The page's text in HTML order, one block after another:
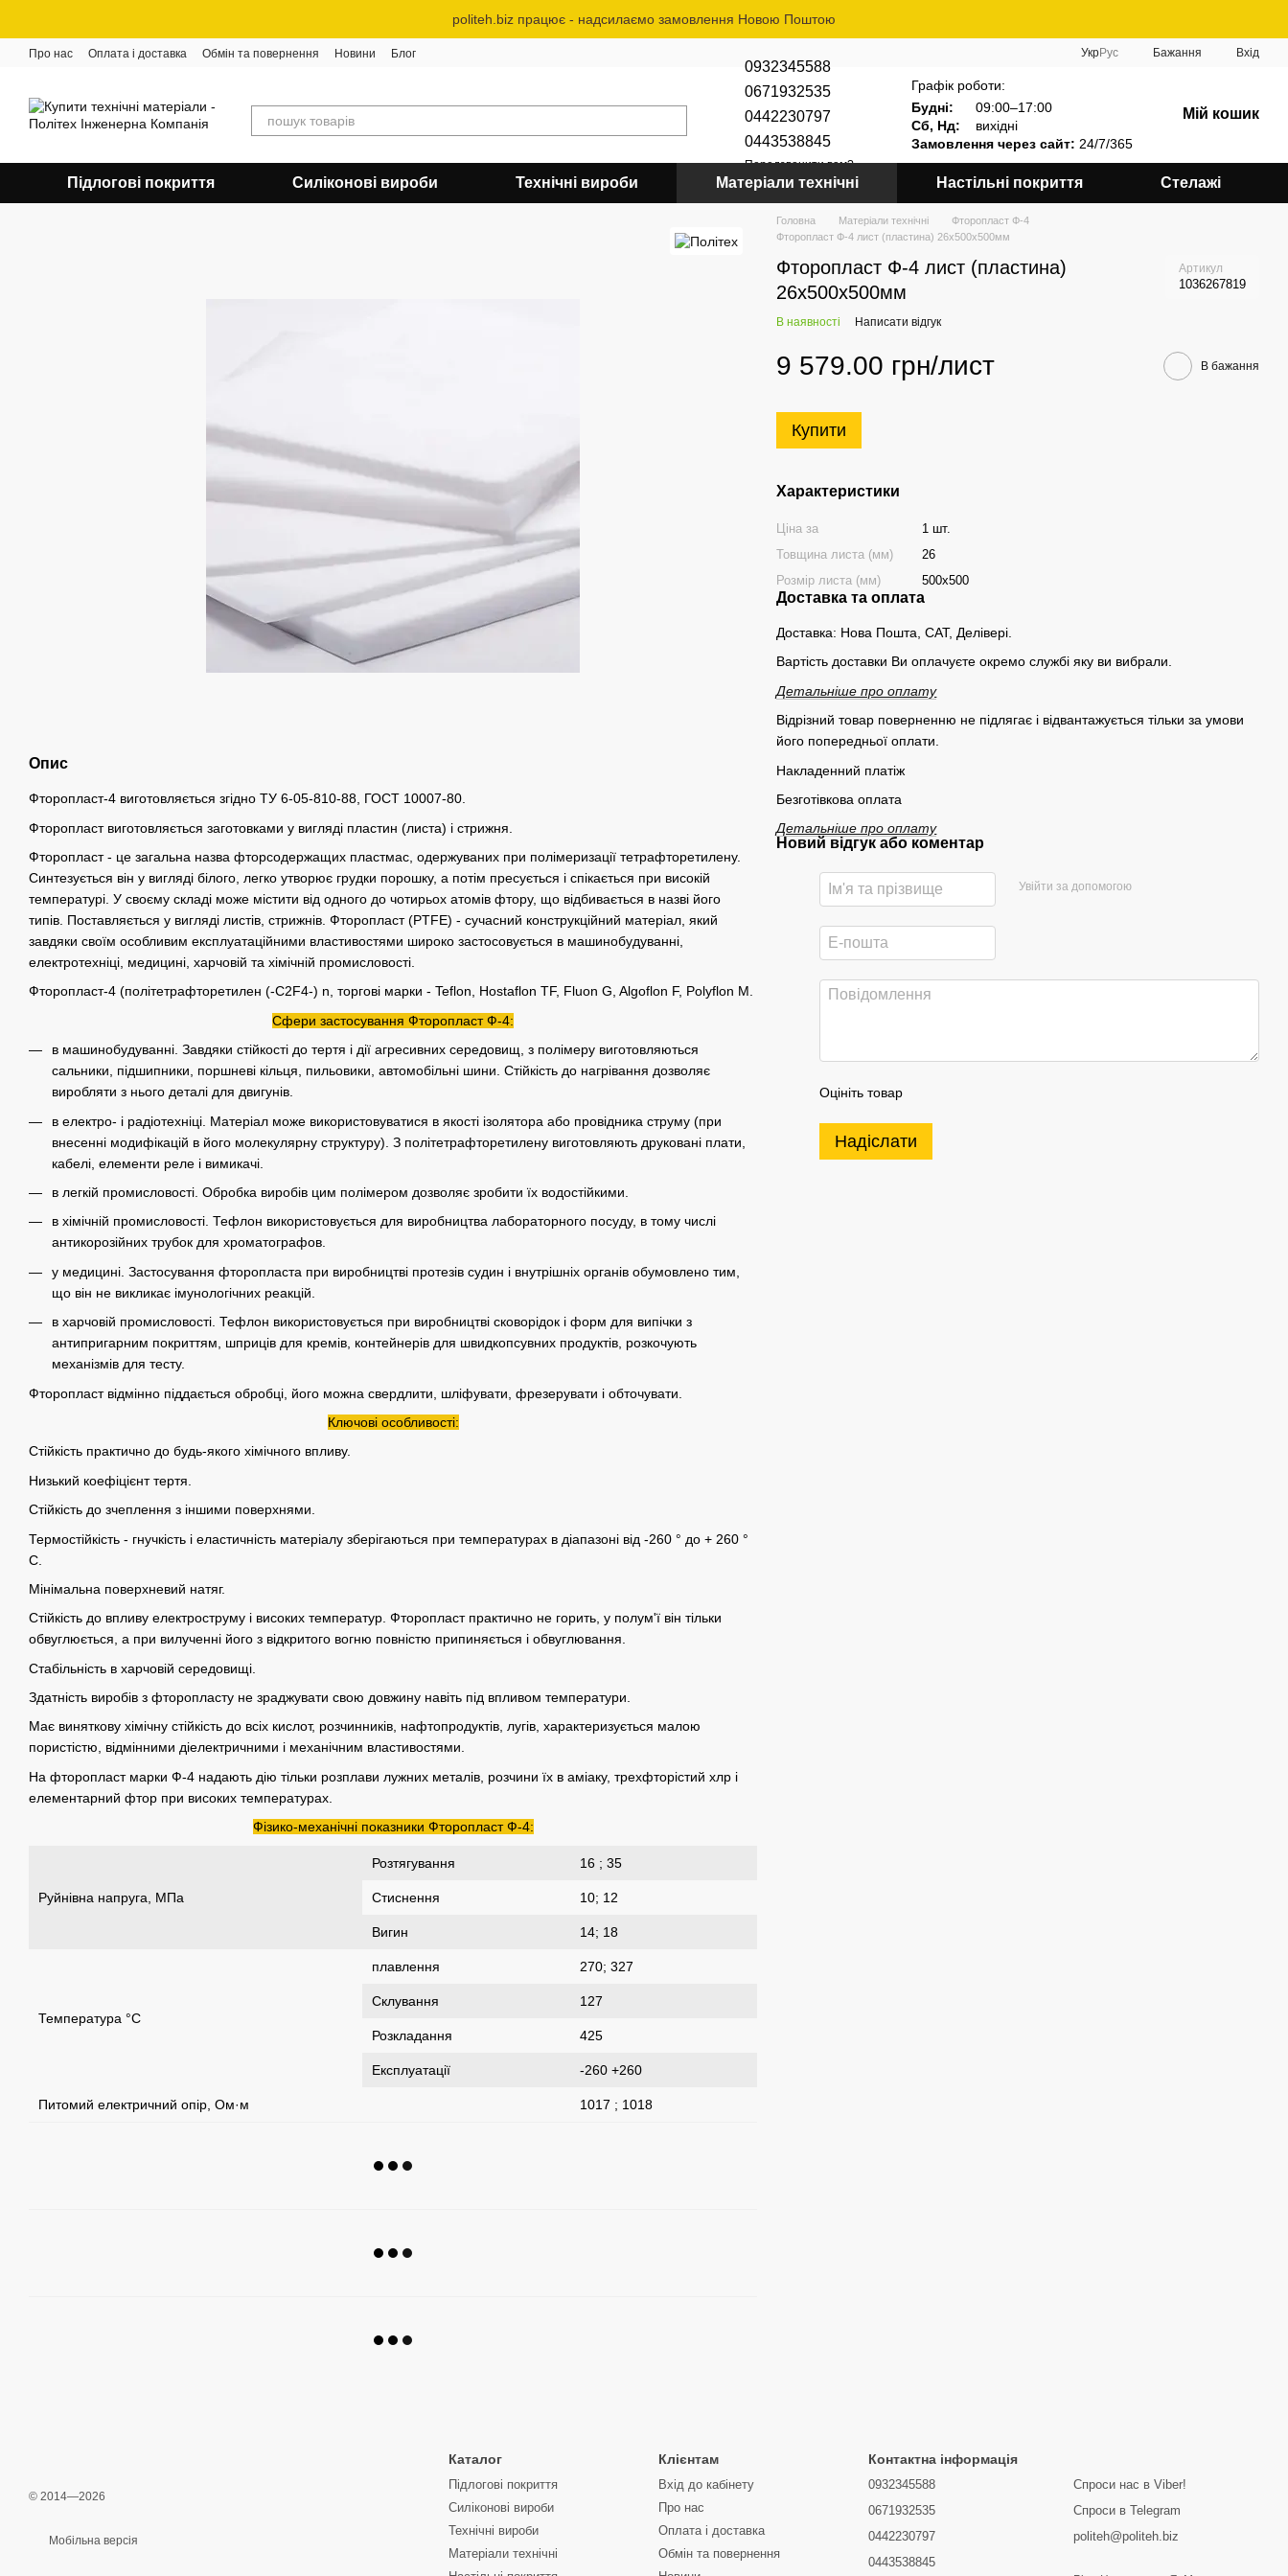
politeh.biz працює - надсилаємо замовлення Новою Поштою
Про нас Оплата і доставка Обмін та повернення Новини Блог УкрРус Бажання Вхід
0932345588
0671932535
0442230797
0443538845
Передзвонити вам?
Графік роботи:
Будні:
09:00–17:00
Сб, Нд:
вихідні
Замовлення через сайт: 24/7/365
Мій кошик
Підлогові покриття Силіконові вироби Технічні вироби Матеріали технічні Настільні покриття Стелажі
Опис
Фторопласт-4 виготовляється згідно ТУ 6-05-810-88, ГОСТ 10007-80.
Фторопласт виготовляється заготовками у вигляді пластин (листа) і стрижня.
Фторопласт - це загальна назва фторсодержащих пластмас, одержуваних при полімеризації тетрафторетилену.
Синтезується він у вигляді білого, легко утворює грудки порошку, а потім пресується і спікається при високій
температурі. У своєму складі може містити від одного до чотирьох атомів фтору, що відбивається в назві його
типів. Поставляється у вигляді листів, стрижнів. Фторопласт (PTFE) - сучасний конструкційний матеріал, який
завдяки своїм особливим експлуатаційними властивостями широко застосовується в машинобудуванні,
електротехніці, медицині, харчовій та хімічній промисловості.
Фторопласт-4 (політетрафторетилен (-C2F4-) n, торгові марки - Teflon, Hostaflon TF, Fluon G, Algoflon F, Polyflon M.
Сфери застосування Фторопласт Ф-4:
в машинобудуванні. Завдяки стійкості до тертя і дії агресивних середовищ, з полімеру виготовляються
сальники, підшипники, поршневі кільця, пильовики, автомобільні шини. Стійкість до нагрівання дозволяє
виробляти з нього деталі для двигунів.
в електро- і радіотехніці. Матеріал може використовуватися в якості ізолятора або провідника струму (при
внесенні модифікацій в його молекулярну структуру). З політетрафторетилену виготовляють друковані плати,
кабелі, елементи реле і вимикачі.
в легкій промисловості. Обробка виробів цим полімером дозволяє зробити їх водостійкими.
в хімічній промисловості. Тефлон використовується для виробництва лабораторного посуду, в тому числі
антикорозійних трубок для хроматографов.
у медицині. Застосування фторопласта при виробництві протезів судин і внутрішніх органів обумовлено тим,
що він не викликає імунологічних реакцій.
в харчовій промисловості. Тефлон використовується при виробництві сковорідок і форм для випічки з
антипригарним покриттям, шприців для кремів, контейнерів для швидкопсувних продуктів, розкочують
механізмів для тесту.
Фторопласт відмінно піддається обробці, його можна свердлити, шліфувати, фрезерувати і обточувати.
Ключові особливості:
Стійкість практично до будь-якого хімічного впливу.
Низький коефіцієнт тертя.
Стійкість до зчеплення з іншими поверхнями.
Термостійкість - гнучкість і еластичність матеріалу зберігаються при температурах в діапазоні від -260 ° до + 260 °
С.
Мінімальна поверхневий натяг.
Стійкість до впливу електроструму і високих температур. Фторопласт практично не горить, у полум'ї він тільки
обвуглюється, а при вилученні його з відкритого вогню повністю припиняється і обвуглювання.
Стабільність в харчовій середовищі.
Здатність виробів з фторопласту не зраджувати свою довжину навіть під впливом температури.
Має виняткову хімічну стійкість до всіх кислот, розчинників, нафтопродуктів, лугів, характеризується малою
пористістю, відмінними діелектричними і механічним властивостями.
На фторопласт марки Ф-4 надають дію тільки розплави лужних металів, розчини їх в аміаку, трехфторістий хлр і
елементарний фтор при високих температурах.
Фізико-механічні показники Фторопласт Ф-4:
Руйнівна напруга, МПа
Розтягування 16 ; 35
Стиснення 10; 12
Вигин 14; 18
Температура °С
плавлення 270; 327
Склування 127
Розкладання 425
Експлуатації -260 +260
Питомий електричний опір, Ом·м 1017 ; 1018
Головна Матеріали технічні
Фторопласт Ф-4
Фторопласт Ф-4 лист (пластина) 26х500х500мм
Фторопласт Ф-4 лист (пластина)
26х500х500мм
Артикул
1036267819
В наявності Написати відгук
9 579.00 грн/лист В бажання
Купити
Характеристики
Ціна за
1 шт.
Товщина листа (мм)
26
Розмір листа (мм)
500х500
Доставка та оплата
Доставка: Нова Пошта, САТ, Делівері.
Вартість доставки Ви оплачуєте окремо службі яку ви вибрали.
Детальніше про оплату
Відрізний товар поверненню не підлягає і відвантажується тільки за умови
його попередньої оплати.
Накладенний платіж
Безготівкова оплата
Детальніше про оплату
Новий відгук або коментар
Увійти за допомогою
Оцініть товар
Надіслати
© 2014—2026
Мобільна версія
Каталог
Підлогові покриття
Силіконові вироби
Технічні вироби
Матеріали технічні
Клієнтам
Вхід до кабінету
Про нас
Оплата і доставка
Обмін та повернення
Контактна інформація
0932345588
0671932535
0442230797
0443538845
Спроси нас в Viber!
Спроси в Telegram
politeh@politeh.biz